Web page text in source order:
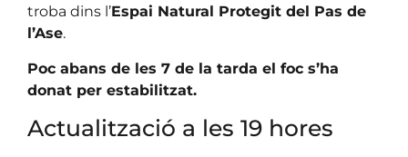
troba dins l’Espai Natural Protegit del Pas de
l’Ase.
Poc abans de les 7 de la tarda el foc s’ha
donat per estabilitzat.
Actualització a les 19 hores